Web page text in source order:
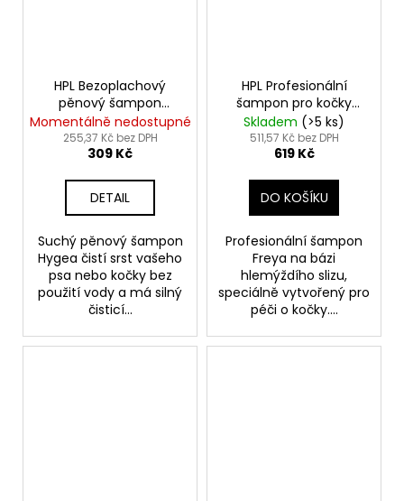
HPL Bezoplachový
pěnový šampon
HYGEA - HYGEA Dry
Foam
Momentálně nedostupné
255,37 Kč bez DPH
309 Kč
DETAIL
Suchý pěnový šampon
Hygea čistí srst vašeho
psa nebo kočky bez
použití vody a má silný
čisticí...
HPL Profesionální
šampon pro kočky
FREYA - FREYA
Shampoo for Cats
Skladem (>5 ks)
511,57 Kč bez DPH
619 Kč
DO KOŠÍKU
Profesionální šampon
Freya na bázi
hlemýždího slizu,
speciálně vytvořený pro
péči o kočky....